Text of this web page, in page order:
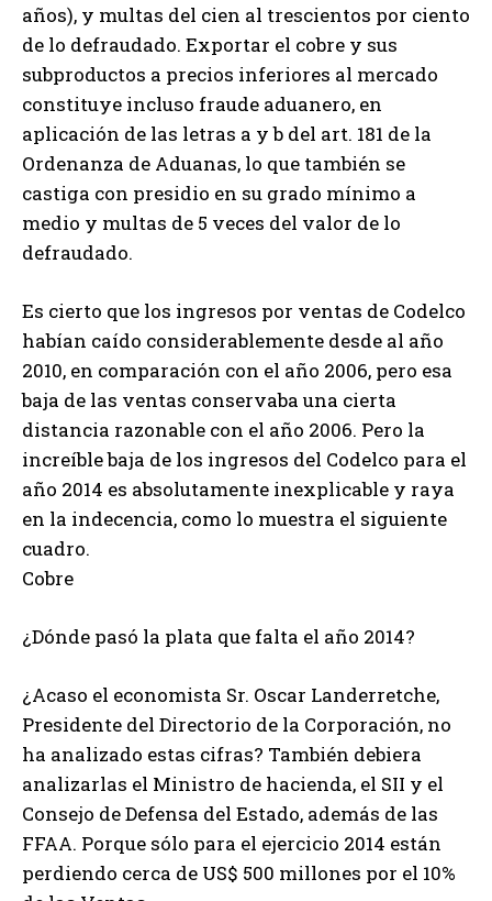
años), y multas del cien al trescientos por ciento
de lo defraudado. Exportar el cobre y sus
subproductos a precios inferiores al mercado
constituye incluso fraude aduanero, en
aplicación de las letras a y b del art. 181 de la
Ordenanza de Aduanas, lo que también se
castiga con presidio en su grado mínimo a
medio y multas de 5 veces del valor de lo
defraudado.
Es cierto que los ingresos por ventas de Codelco
habían caído considerablemente desde al año
2010, en comparación con el año 2006, pero esa
baja de las ventas conservaba una cierta
distancia razonable con el año 2006. Pero la
increíble baja de los ingresos del Codelco para el
año 2014 es absolutamente inexplicable y raya
en la indecencia, como lo muestra el siguiente
cuadro.
Cobre
¿Dónde pasó la plata que falta el año 2014?
¿Acaso el economista Sr. Oscar Landerretche,
Presidente del Directorio de la Corporación, no
ha analizado estas cifras? También debiera
analizarlas el Ministro de hacienda, el SII y el
Consejo de Defensa del Estado, además de las
FFAA. Porque sólo para el ejercicio 2014 están
perdiendo cerca de US$ 500 millones por el 10%